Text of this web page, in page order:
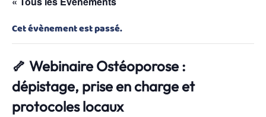
Cet évènement est passé.
🦴 Webinaire Ostéoporose :
dépistage, prise en charge et
protocoles locaux